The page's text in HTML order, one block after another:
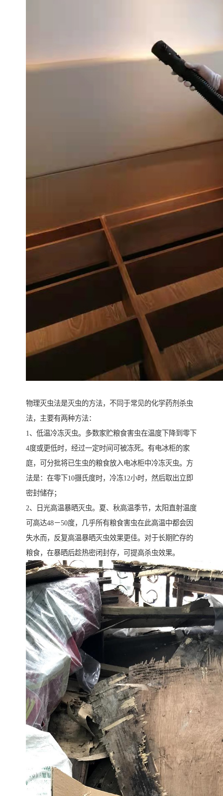
物理灭虫法是灭虫的方法，不同于常见的化学药剂杀虫
法，主要有两种方法：
1、低温冷冻灭虫。多数家贮粮食害虫在温度下降到零下
4度或更低时，经过一定时间可被冻死。有电冰柜的家
庭，可分批将已生虫的粮食放入电冰柜中冷冻灭虫。方
法是：在零下10摄氏度时，冷冻12小时，然后取出立即
密封储存；
2、日光高温暴晒灭虫。夏、秋高温季节，太阳直射温度
可高达48－50度，几乎所有粮食害虫在此高温中都会因
失水而，反复高温暴晒灭虫效果更佳。对于长期贮存的
粮食，在暴晒后趁热密闭封存，可提高杀虫效果。